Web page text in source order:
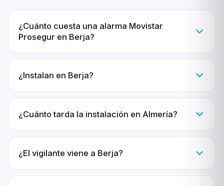
¿Cuánto cuesta una alarma Movistar
Prosegur en Berja?
¿Instalan en Berja?
¿Cuánto tarda la instalación en Almería?
¿El vigilante viene a Berja?